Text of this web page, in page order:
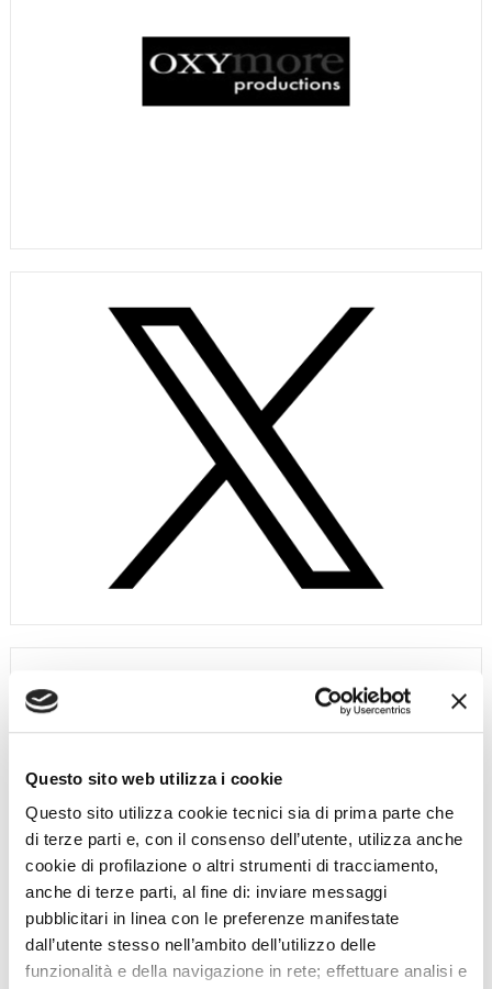
Questo sito web utilizza i cookie
Questo sito utilizza cookie tecnici sia di prima parte che
di terze parti e, con il consenso dell’utente, utilizza anche
cookie di profilazione o altri strumenti di tracciamento,
anche di terze parti, al fine di: inviare messaggi
pubblicitari in linea con le preferenze manifestate
dall’utente stesso nell’ambito dell’utilizzo delle
funzionalità e della navigazione in rete; effettuare analisi e